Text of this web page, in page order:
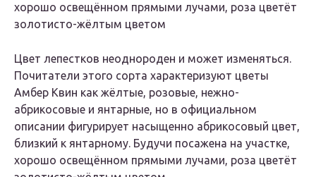
хорошо освещённом прямыми лучами, роза цветёт
золотисто-жёлтым цветом
Цвет лепестков неоднороден и может изменяться.
Почитатели этого сорта характеризуют цветы
Амбер Квин как жёлтые, розовые, нежно-
абрикосовые и янтарные, но в официальном
описании фигурирует насыщенно абрикосовый цвет,
близкий к янтарному. Будучи посажена на участке,
хорошо освещённом прямыми лучами, роза цветёт